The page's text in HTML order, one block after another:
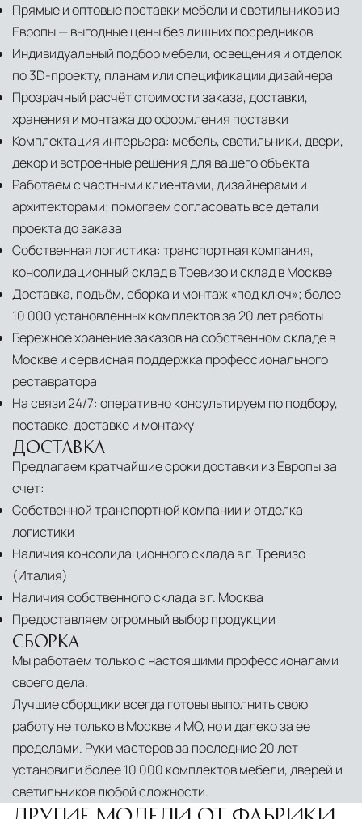
Прямые и оптовые поставки мебели и светильников из
Европы — выгодные цены без лишних посредников
Индивидуальный подбор мебели, освещения и отделок
по 3D-проекту, планам или спецификации дизайнера
Прозрачный расчёт стоимости заказа, доставки,
хранения и монтажа до оформления поставки
Комплектация интерьера: мебель, светильники, двери,
декор и встроенные решения для вашего объекта
Работаем с частными клиентами, дизайнерами и
архитекторами; помогаем согласовать все детали
проекта до заказа
Собственная логистика: транспортная компания,
консолидационный склад в Тревизо и склад в Москве
Доставка, подъём, сборка и монтаж «под ключ»; более
10 000 установленных комплектов за 20 лет работы
Бережное хранение заказов на собственном складе в
Москве и сервисная поддержка профессионального
реставратора
На связи 24/7: оперативно консультируем по подбору,
поставке, доставке и монтажу
ДОСТАВКА
Предлагаем кратчайшие сроки доставки из Европы за
счет:
Собственной транспортной компании и отделка
логистики
Наличия консолидационного склада в г. Тревизо
(Италия)
Наличия собственного склада в г. Москва
Предоставляем огромный выбор продукции
СБОРКА
Мы работаем только с настоящими профессионалами
своего дела.
Лучшие сборщики всегда готовы выполнить свою
работу не только в Москве и МО, но и далеко за ее
пределами. Руки мастеров за последние 20 лет
установили более 10 000 комплектов мебели, дверей и
светильников любой сложности.
ДРУГИЕ МОДЕЛИ ОТ ФАБРИКИ